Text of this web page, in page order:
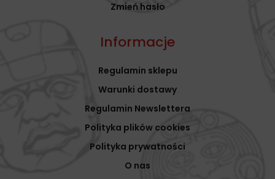
Zmień hasło
Informacje
Regulamin sklepu
Warunki dostawy
Regulamin Newslettera
Polityka plików cookies
Polityka prywatności
O nas